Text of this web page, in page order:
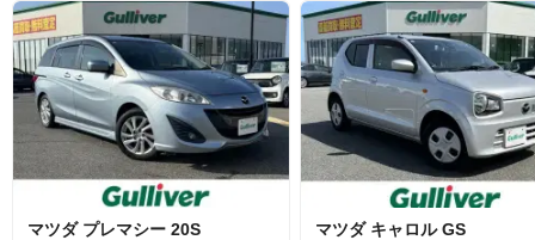
マツダ プレマシー 20S マツダ キャロル GS